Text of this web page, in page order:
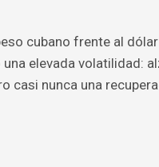
cubano frente al
elevada volatilidad:
casi nunca una